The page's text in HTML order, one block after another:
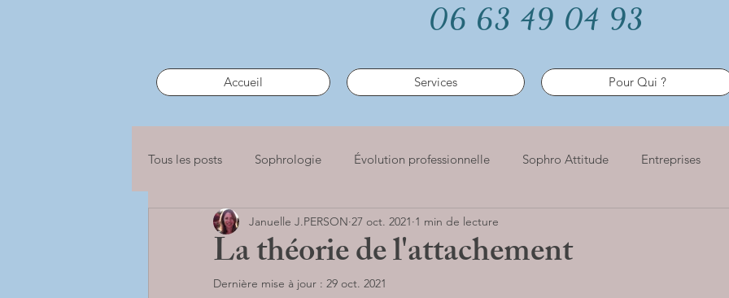
06 63 49 04 93
Accueil Services Pour Qui ?
Tous les posts Sophrologie Évolution professionnelle Sophro Attitude Entreprises
Adolescents Enfants Sport et santé Notre association
se libérer des peurs Adultes
La théorie de l'attachement
Januelle J.PERSON 27 oct. 2021 1 min de lecture
Dernière mise à jour : 29 oct. 2021